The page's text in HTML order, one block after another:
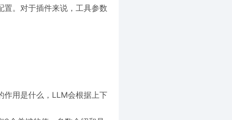
置。对于插件来说，工具参数
作用是什么，LLM会根据上下